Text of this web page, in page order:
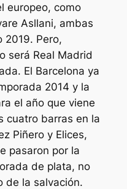
europeo, como
Asllani, ambas
2019. Pero,
será Real Madrid
El Barcelona ya
2014 y la
el año que viene
cuatro barras en la
Piñero y Elices,
pasaron por la
de plata, no
de la salvación.